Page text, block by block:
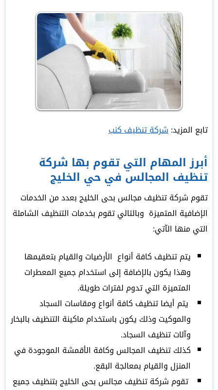
تابع المزيد:شركة تنظيف كنب
أبرز المهام التي تقوم بها شركة
تنظيف المجالس في حي الخليج
تقوم شركة تنظيف مجالس بحى الخليج بعدد من الخدمات
الإضافية المتميزة وبالتالي تقوم بخدمات التنظيف الشاملة
التي منها الآتي:
يتم تنظيف كافة أنواع الأرضيات والقيام بتعقيمها
وهذا يكون بالإضافة إلى استخدام جميع المعطرات
المتميزة التي تدوم لفترات طويلة.
يتم أيضا تنظيف كافة أنواع ومقاسات السجاد
والموكيت وذلك يكون باستخدام ماكينة التنظيف بالبخار
وآلات تنظيف السجاد.
كذلك تنظيف المجالس وكافة الأقمشة الموجودة في
المنزل والقيام بمعالجة البقع.
تقوم شركة تنظيف مجالس بحى الخليج بتنظيف جميع